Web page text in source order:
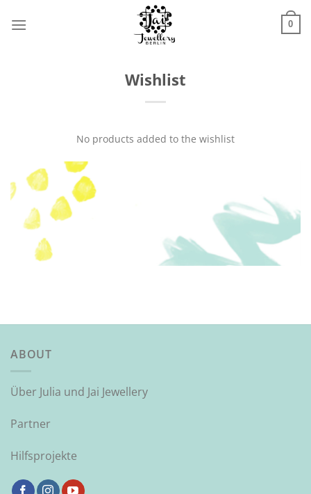
Inhalt
0
Wishlist
No products added to the wishlist
ABOUT
Über Julia und Jai Jewellery
Partner
Hilfsprojekte